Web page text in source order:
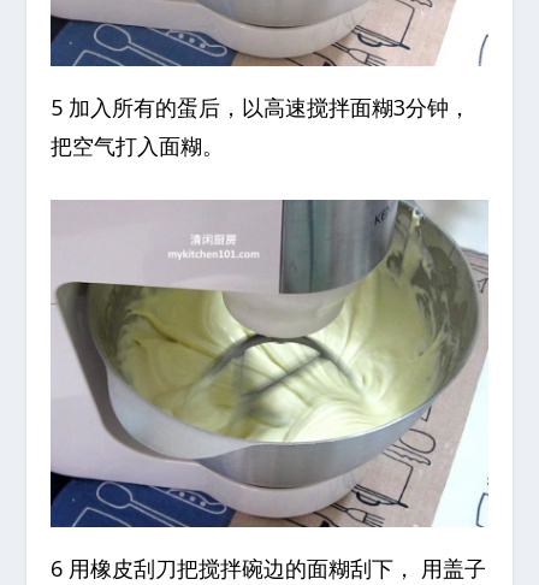
5 加入所有的蛋后，以高速搅拌面糊3分钟，
把空气打入面糊。
6 用橡皮刮刀把搅拌碗边的面糊刮下， 用盖子